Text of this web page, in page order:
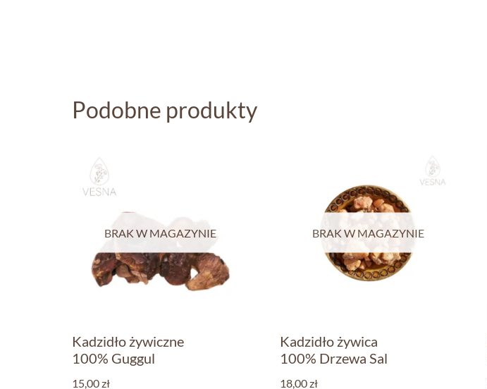
Podobne produkty
BRAK W MAGAZYNIE
Kadzidło żywiczne
100% Guggul
15,00zł
BRAK W MAGAZYNIE
Kadzidło żywica
100% Drzewa Sal
18,00zł